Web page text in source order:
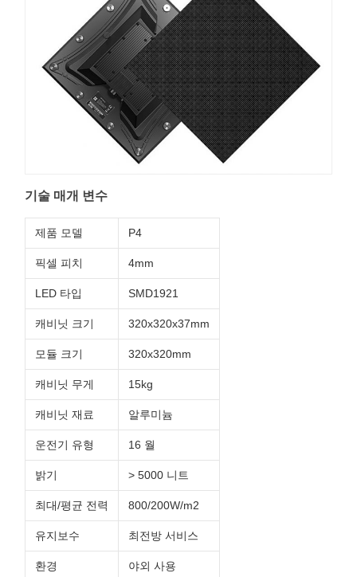
기술 매개 변수
제품 모델 P4
픽셀 피치 4mm
LED 타입 SMD1921
캐비닛 크기 320x320x37mm
모듈 크기 320x320mm
캐비닛 무게 15kg
캐비닛 재료 알루미늄
운전기 유형 16 월
밝기 > 5000 니트
최대/평균 전력 800/200W/m2
유지보수 최전방 서비스
환경 야외 사용